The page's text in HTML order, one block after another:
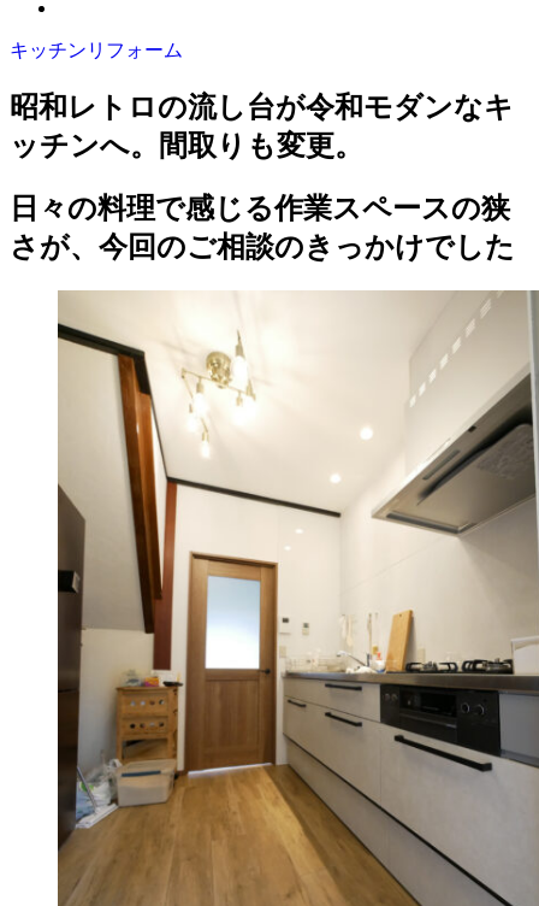
キッチンリフォーム
昭和レトロの流し台が令和モダンなキ
ッチンへ。間取りも変更。
日々の料理で感じる作業スペースの狭
さが、今回のご相談のきっかけでした